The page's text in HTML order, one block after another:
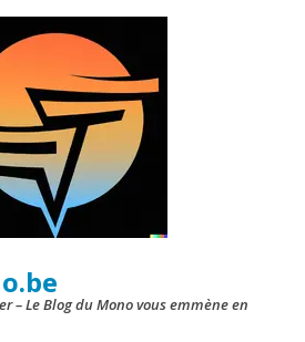
– Le Blog du Mono vous emmène en